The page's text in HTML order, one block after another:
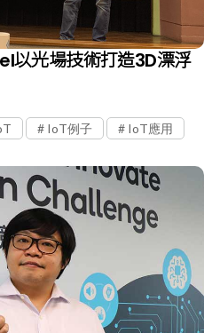
以光場技術打造3D漂浮
IoT例子 IoT應用